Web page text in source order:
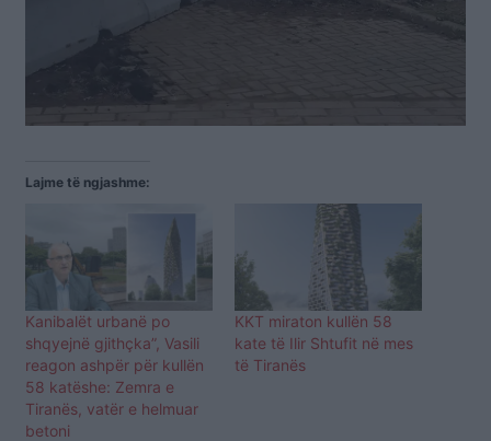
Lajme të ngjashme:
Kanibalët urbanë po
shqyejnë gjithçka”, Vasili
reagon ashpër për kullën
58 katëshe: Zemra e
Tiranës, vatër e helmuar
betoni
KKT miraton kullën 58
kate të Ilir Shtufit në mes
të Tiranës